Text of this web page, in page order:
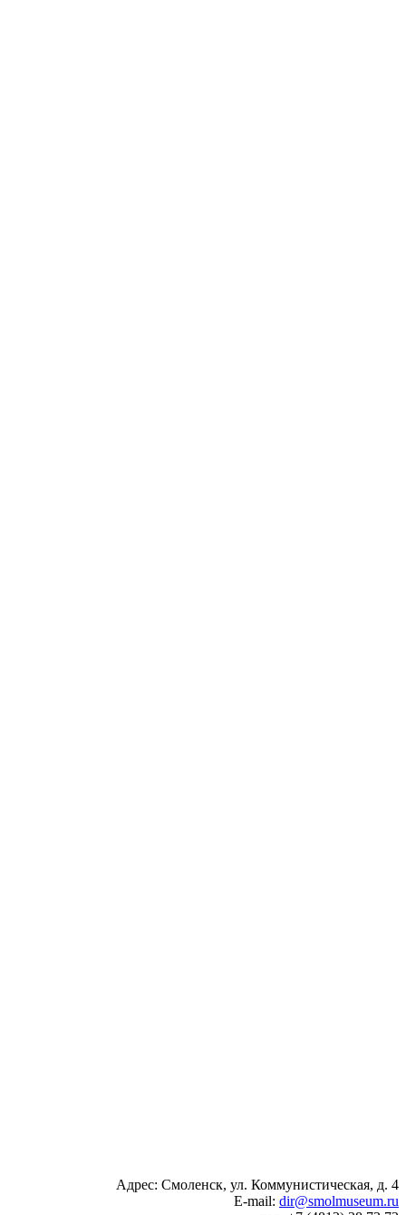
Адрес: Смоленск, ул. Коммунистическая, д. 4
E-mail: dir@smolmuseum.ru